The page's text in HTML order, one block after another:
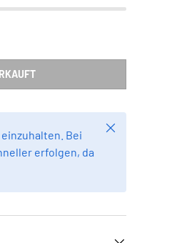
Bei
erfolgen, da
Schließen